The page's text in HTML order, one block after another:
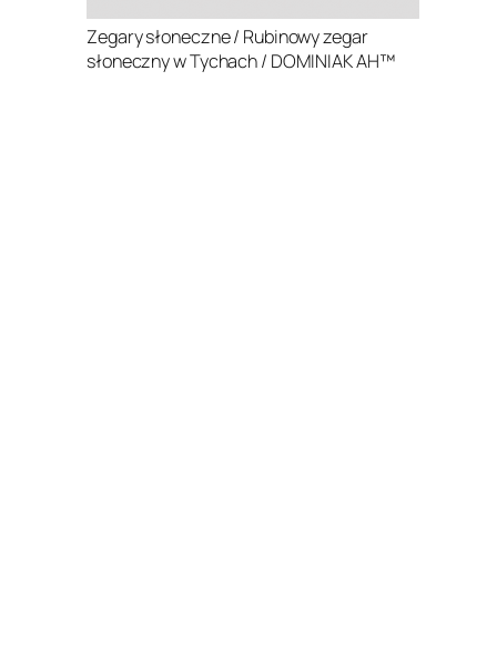
Zegary słoneczne / Rubinowy zegar
słoneczny w Tychach / DOMINIAK AH™